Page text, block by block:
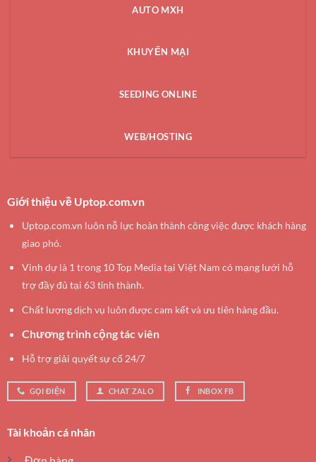
AUTO MXH
KHUYẾN MẠI
SEEDING ONLINE
WEB/HOSTING
Giới thiệu về Uptop.com.vn
Uptop.com.vn luôn nỗ lực hoàn thành công việc được khách hàng
giao phó.
Vinh dự là 1 trong 10 Top Media tại Việt Nam có mạng lưới hỗ
trợ đầy đủ tại 63 tỉnh thành.
Chất lượng dịch vụ luôn được cam kết và ưu tiên hàng đầu.
Chương trình cộng tác viên
Hỗ trợ giải quyết sự cố 24/7
GỌI ĐIỆN CHAT ZALO INBOX FB
Tài khoản cá nhân